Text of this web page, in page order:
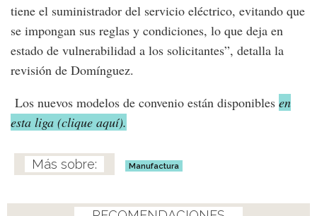
tiene el suministrador del servicio eléctrico, evitando que
se impongan sus reglas y condiciones, lo que deja en
estado de vulnerabilidad a los solicitantes”, detalla la
revisión de Domínguez.
Los nuevos modelos de convenio están disponibles en
esta liga (clique aquí).
Manufactura